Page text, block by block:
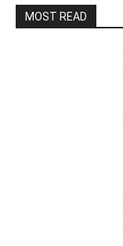
MOST READ